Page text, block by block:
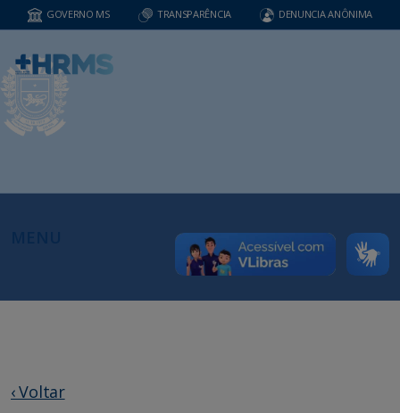
GOVERNO MS TRANSPARÊNCIA DENUNCIA ANÔNIMA
‹ Voltar